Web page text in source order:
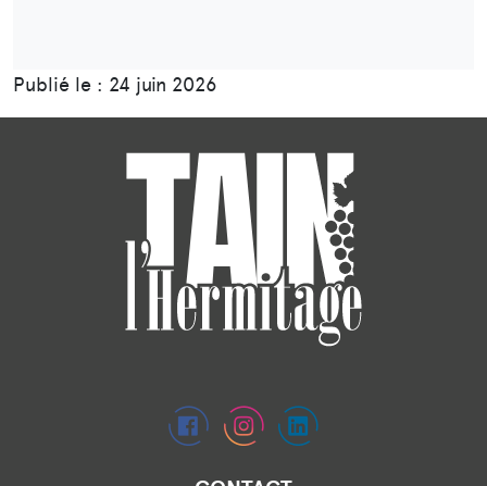
Publié le : 24 juin 2026